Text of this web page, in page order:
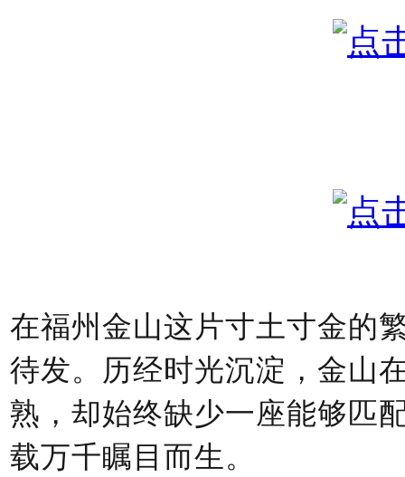
在福州金山这片寸土寸金的
待发。历经时光沉淀，金山
熟，却始终缺少一座能够匹
载万千瞩目而生。